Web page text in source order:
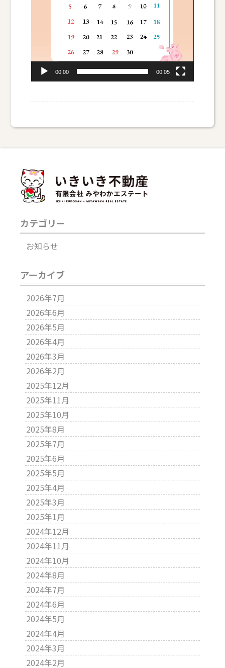
00:00 00:05
カテゴリー
お知らせ
アーカイブ
2026年7月
2026年6月
2026年5月
2026年4月
2026年3月
2026年2月
2025年12月
2025年11月
2025年10月
2025年8月
2025年7月
2025年6月
2025年5月
2025年4月
2025年3月
2025年1月
2024年12月
2024年11月
2024年10月
2024年8月
2024年7月
2024年6月
2024年5月
2024年4月
2024年3月
2024年2月